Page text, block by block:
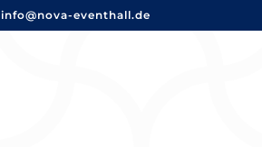
info@nova-eventhall.de